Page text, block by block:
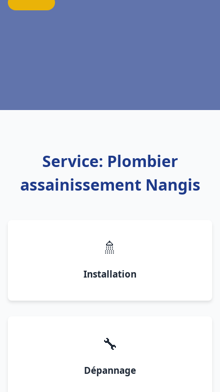
Service: Plombier
assainissement Nangis
🚿
Installation
🔧
Dépannage